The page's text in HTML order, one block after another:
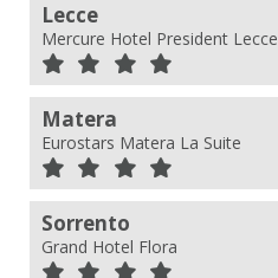
Lecce
Mercure Hotel President Lecce
Matera
Eurostars Matera La Suite
Sorrento
Grand Hotel Flora